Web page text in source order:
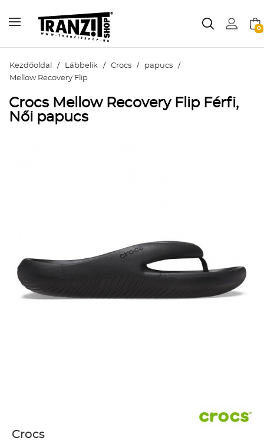
0
Kezdőoldal / Lábbelik / Crocs / papucs /
Mellow Recovery Flip
Crocs Mellow Recovery Flip Férfi,
Női papucs
Crocs